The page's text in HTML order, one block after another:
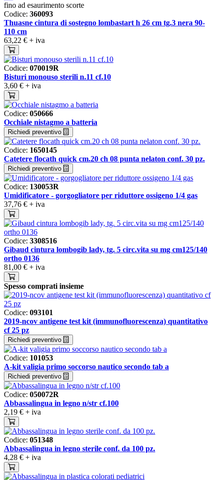
fino ad esaurimento scorte
Codice: 360093
Thuasne cintura di sostegno lombastart h 26 cm tg.3 nera 90-
110 cm
63,22 € + iva
Codice: 070019R
Bisturi monouso sterili n.11 cf.10
3,60 € + iva
Codice: 050666
Occhiale nistagmo a batteria
Richiedi preventivo
Codice: 1650145
Catetere flocath quick cm.20 ch 08 punta nelaton conf. 30 pz.
Richiedi preventivo
Codice: 130053R
Umidificatore - gorgogliatore per riduttore ossigeno 1/4 gas
37,76 € + iva
Codice: 3308516
Gibaud cintura lombogib lady, tg. 5 circ.vita su mg cm125/140
ortho 0136
81,00 € + iva
Spesso comprati insieme
Codice: 093101
2019-ncov antigene test kit (immunofluorescenza) quantitativo
cf 25 pz
Richiedi preventivo
Codice: 101053
A-kit valigia primo soccorso nautico secondo tab a
Richiedi preventivo
Codice: 050072R
Abbassalingua in legno n/str cf.100
2,19 € + iva
Codice: 051348
Abbassalingua in legno sterile conf. da 100 pz.
4,28 € + iva